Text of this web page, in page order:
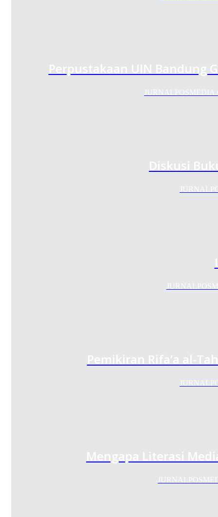
Perpustakaan UIN Bandung
Diskusi
Pemikiran Rifa’a al-
Mengapa Literasi